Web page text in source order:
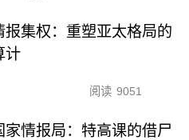
报集权：重塑亚太格局的
计
阅读 9051
家情报局：特高课的借尸